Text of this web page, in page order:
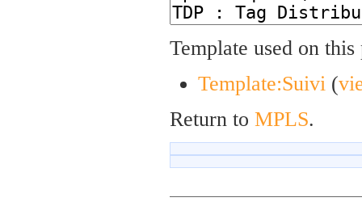
Template used on this
Template:Suivi (
Return to MPLS.